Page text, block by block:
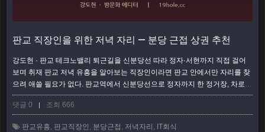
판교 직장인을 위한 저녁 자리 — 분당 근접 상권 추천
강도현 · 판교 테크노밸리 퇴근길을 신분당선 따라 정자·서현까지 직접 걸어
보며 취재 판교 저녁 유흥을 알아보는 직장인이라면 판교 안에서만 자리를 찾
으려 애쓸 필요가 없다. 판교역에서 신분당선으로 정자까지 한 정거장, 차로도
10분이면 정자·서현·미금 상권이 곧장 붙어 있어서, 사무실을 나선 흐름 그대
로 분당으로 넘어가는 편이 훨씬 현실적이다. 이 글은 판교 직장인이 실제로
댓글 0 | 조회 666
판교유흥, 판교직장인 , 분당근접 , 저녁자리 , IT회식